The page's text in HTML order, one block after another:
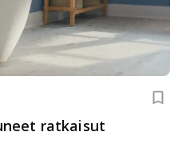
ratkaisut